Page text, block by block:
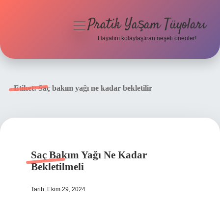
menüyü
Pratik Yaşam Tüyoları
Hayatını kolaylaştıran neşeli öneriler!
Etiket:Saç bakım yağı ne kadar bekletilir
Saç Bakım Yağı Ne Kadar
Bekletilmeli
Tarih: Ekim 29, 2024